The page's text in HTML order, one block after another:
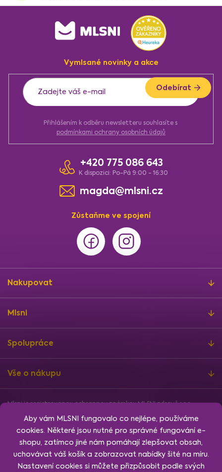
Aby vám MLSNI fungovalo co nejlépe, používáme
cookies. Některé jsou nutné pro správné fungování e-
shopu, zatímco jiné nám pomáhají zlepšovat obsah,
uchovávat váš košík a zobrazovat nabídky šité na míru.
Nastavení cookies si můžete přizpůsobit podle svých
Vymlsané novinky a akce
Přihlášením k odběru newsletteru souhlasíte s
podmínkami ochrany osobních údajů
Odebírat
Zůstaňme ve spojení
+420 775 086 643
K dispozici: Po-Pá 9:00 - 16:30
magda@mlsni.cz
Nakupovat
Mlsni
Spolupráce
Vše o nákupu
Mlsni je registrovanou ochrannou známkou MLSNI zdravě s.r.o.
Shoptet , design , nakódovalJan Klubus
Nastavení cookies.